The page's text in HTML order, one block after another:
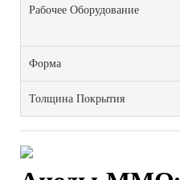
Рабочее Оборудование
Форма
Толщина Покрытия